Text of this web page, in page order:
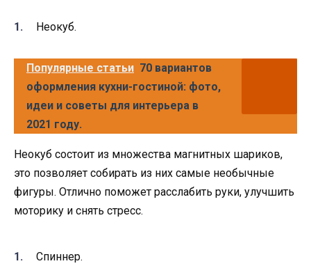
Неокуб.
Популярные статьи 70 вариантов
оформления кухни-гостиной: фото,
идеи и советы для интерьера в
2021 году.
Неокуб состоит из множества магнитных шариков,
это позволяет собирать из них самые необычные
фигуры. Отлично поможет расслабить руки, улучшить
моторику и снять стресс.
Спиннер.